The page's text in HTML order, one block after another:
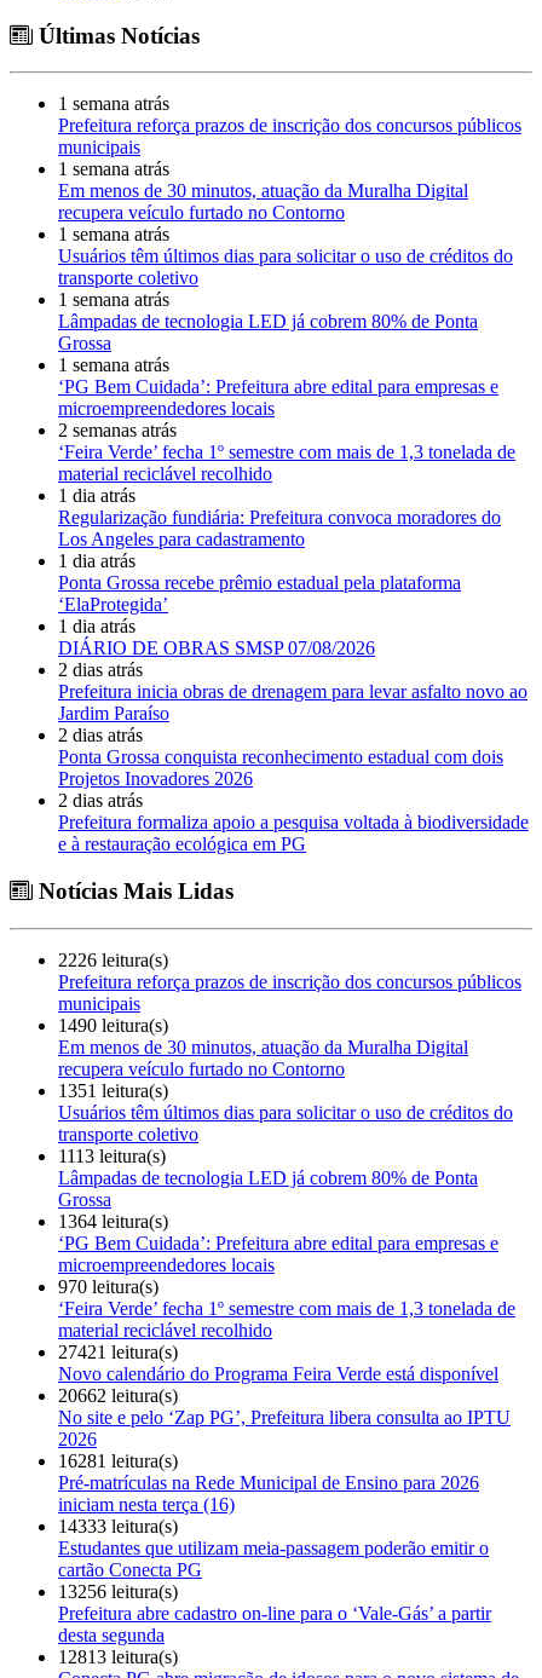
Últimas Notícias
1 semana atrás
Prefeitura reforça prazos de inscrição dos concursos públicos
municipais
1 semana atrás
Em menos de 30 minutos, atuação da Muralha Digital
recupera veículo furtado no Contorno
1 semana atrás
Usuários têm últimos dias para solicitar o uso de créditos do
transporte coletivo
1 semana atrás
Lâmpadas de tecnologia LED já cobrem 80% de Ponta
Grossa
1 semana atrás
‘PG Bem Cuidada’: Prefeitura abre edital para empresas e
microempreendedores locais
2 semanas atrás
‘Feira Verde’ fecha 1º semestre com mais de 1,3 tonelada de
material reciclável recolhido
1 dia atrás
Regularização fundiária: Prefeitura convoca moradores do
Los Angeles para cadastramento
1 dia atrás
Ponta Grossa recebe prêmio estadual pela plataforma
‘ElaProtegida’
1 dia atrás
DIÁRIO DE OBRAS SMSP 07/08/2026
2 dias atrás
Prefeitura inicia obras de drenagem para levar asfalto novo ao
Jardim Paraíso
2 dias atrás
Ponta Grossa conquista reconhecimento estadual com dois
Projetos Inovadores 2026
2 dias atrás
Prefeitura formaliza apoio a pesquisa voltada à biodiversidade
e à restauração ecológica em PG
Notícias Mais Lidas
2226 leitura(s)
Prefeitura reforça prazos de inscrição dos concursos públicos
municipais
1490 leitura(s)
Em menos de 30 minutos, atuação da Muralha Digital
recupera veículo furtado no Contorno
1351 leitura(s)
Usuários têm últimos dias para solicitar o uso de créditos do
transporte coletivo
1113 leitura(s)
Lâmpadas de tecnologia LED já cobrem 80% de Ponta
Grossa
1364 leitura(s)
‘PG Bem Cuidada’: Prefeitura abre edital para empresas e
microempreendedores locais
970 leitura(s)
‘Feira Verde’ fecha 1º semestre com mais de 1,3 tonelada de
material reciclável recolhido
27421 leitura(s)
Novo calendário do Programa Feira Verde está disponível
20662 leitura(s)
No site e pelo ‘Zap PG’, Prefeitura libera consulta ao IPTU
2026
16281 leitura(s)
Pré-matrículas na Rede Municipal de Ensino para 2026
iniciam nesta terça (16)
14333 leitura(s)
Estudantes que utilizam meia-passagem poderão emitir o
cartão Conecta PG
13256 leitura(s)
Prefeitura abre cadastro on-line para o ‘Vale-Gás’ a partir
desta segunda
12813 leitura(s)